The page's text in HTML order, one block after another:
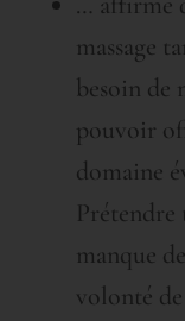
massage
besoin de
pouvoir
domaine
manque
volonté